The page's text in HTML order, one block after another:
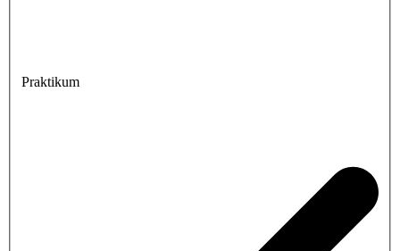
Praktikum